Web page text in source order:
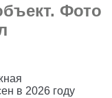
. Фото
в 2026 году